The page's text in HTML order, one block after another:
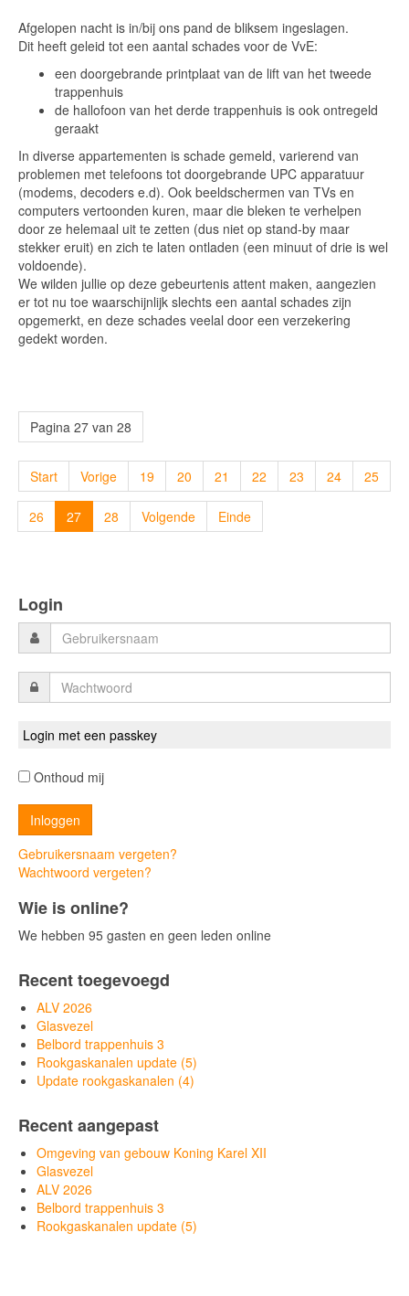
Afgelopen nacht is in/bij ons pand de bliksem ingeslagen.
Dit heeft geleid tot een aantal schades voor de VvE:
een doorgebrande printplaat van de lift van het tweede
trappenhuis
de hallofoon van het derde trappenhuis is ook ontregeld
geraakt
In diverse appartementen is schade gemeld, varierend van
problemen met telefoons tot doorgebrande UPC apparatuur
(modems, decoders e.d). Ook beeldschermen van TVs en
computers vertoonden kuren, maar die bleken te verhelpen
door ze helemaal uit te zetten (dus niet op stand-by maar
stekker eruit) en zich te laten ontladen (een minuut of drie is wel
voldoende).
We wilden jullie op deze gebeurtenis attent maken, aangezien
er tot nu toe waarschijnlijk slechts een aantal schades zijn
opgemerkt, en deze schades veelal door een verzekering
gedekt worden.
Pagina 27 van 28
Start Vorige 19 20 21 22 23 24 25
26 27 28 Volgende Einde
Login
Login met een passkey
Onthoud mij
Gebruikersnaam vergeten?
Wachtwoord vergeten?
Wie is online?
We hebben 95 gasten en geen leden online
Recent toegevoegd
ALV 2026
Glasvezel
Belbord trappenhuis 3
Rookgaskanalen update (5)
Update rookgaskanalen (4)
Recent aangepast
Omgeving van gebouw Koning Karel XII
Glasvezel
ALV 2026
Belbord trappenhuis 3
Rookgaskanalen update (5)